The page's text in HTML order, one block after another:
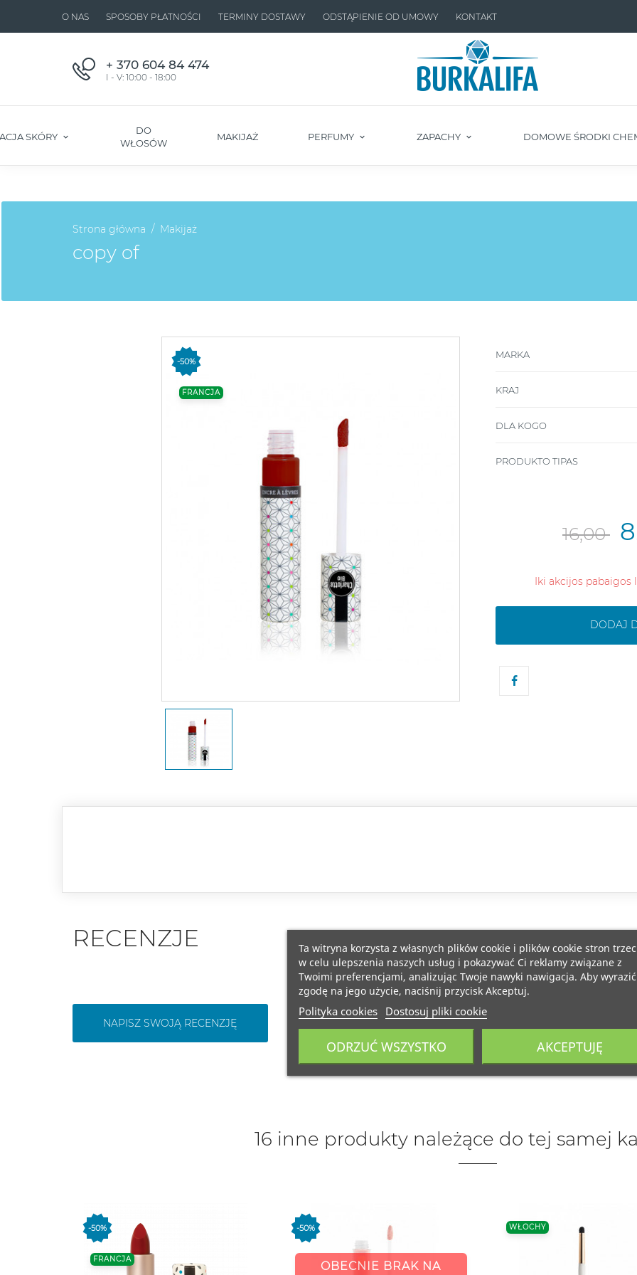
O NAS SPOSOBY PŁATNOŚCI TERMINY DOSTAWY ODSTĄPIENIE OD UMOWY KONTAKT
+ 370 604 84 474
I - V: 10:00 - 18:00
SKÓRY
DO
WŁOSÓW
MAKIJAŻ PERFUMY ZAPACHY DOMOWE ŚRODKI
Strona główna Makijaż
copy of
-50%
FRANCJA
MARKA
KRAJ
DLA KOGO
PRODUKTO TIPAS
16,00
Iki akcijos
DODAJ
RECENZJE
NAPISZ SWOJĄ RECENZJĘ
16 inne produkty należące do tej samej
-50%
FRANCJA
-50%
OBECNIE BRAK NA
WŁOCHY
Ta witryna korzysta z własnych plików cookie i plików cookie stron
w celu ulepszenia naszych usług i pokazywać Ci reklamy związane z
Twoimi preferencjami, analizując Twoje nawyki nawigacja. Aby wyrazić
zgodę na jego użycie, naciśnij przycisk Akceptuj.
Polityka cookies Dostosuj pliki cookie
ODRZUĆ WSZYSTKO AKCEPTUJĘ